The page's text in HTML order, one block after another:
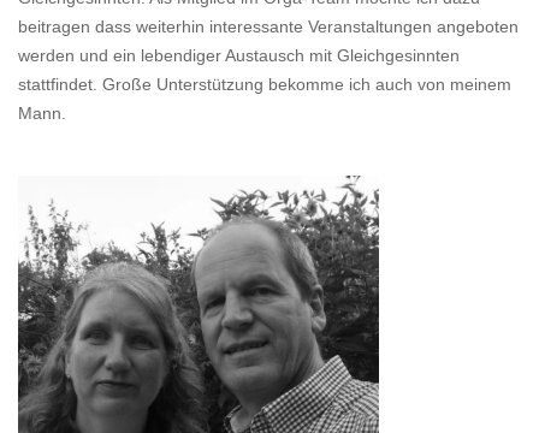
beitragen dass weiterhin interessante Veranstaltungen angeboten
werden und ein lebendiger Austausch mit Gleichgesinnten
stattfindet. Große Unterstützung bekomme ich auch von meinem
Mann.